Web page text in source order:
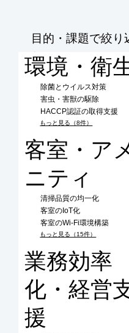
目的・課題で絞り
む
環境・衛
除菌とウイルス対策
害虫・害獣の駆除
HACCP認証の取得支援
もっと見る（8件）
客室・ア
ニティ
清掃品質の均一化
客室のIoT化
客室のWi-Fi環境構築
もっと見る（15件）
業務効率
化・経営
援